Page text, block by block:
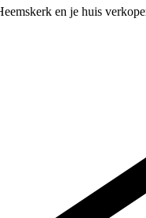
en je huis